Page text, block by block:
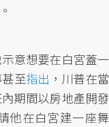
意想要在白宮蓋一
至指出 ，川普在當
期間以房地產開發
他在白宮建一座舞